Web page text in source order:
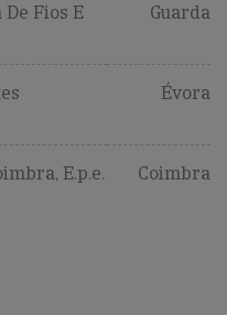
Fios E
Guarda
Évora
E.p.e. Coimbra